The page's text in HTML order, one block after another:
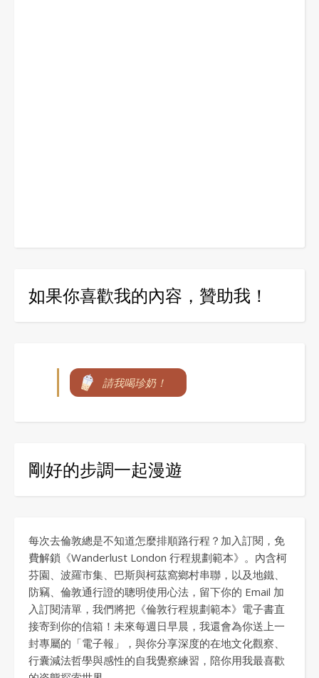
如果你喜歡我的內容，贊助我！
請我喝珍奶！
剛好的步調一起漫遊
每次去倫敦總是不知道怎麼排順路行程？加入訂閱，免
費解鎖《Wanderlust London 行程規劃範本》。內含柯
芬園、波羅市集、巴斯與柯茲窩鄉村串聯，以及地鐵、
防竊、倫敦通行證的聰明使用心法，留下你的 Email 加
入訂閱清單，我們將把《倫敦行程規劃範本》電子書直
接寄到你的信箱！未來每週日早晨，我還會為你送上一
封專屬的「電子報」，與你分享深度的在地文化觀察、
行囊減法哲學與感性的自我覺察練習，陪你用我最喜歡